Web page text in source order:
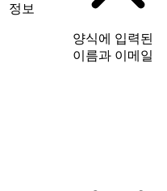
정보
양식에 입력된
이름과 이메일